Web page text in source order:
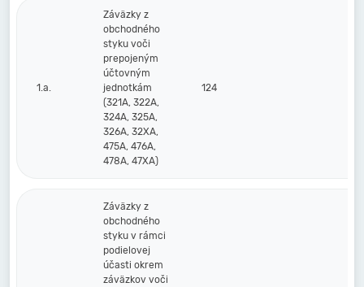
1.a.
Záväzky z
obchodného
styku voči
prepojeným
účtovným
jednotkám
(321A, 322A,
324A, 325A,
326A, 32XA,
475A, 476A,
478A, 47XA)
124
Záväzky z
obchodného
styku v rámci
podielovej
účasti okrem
záväzkov voči